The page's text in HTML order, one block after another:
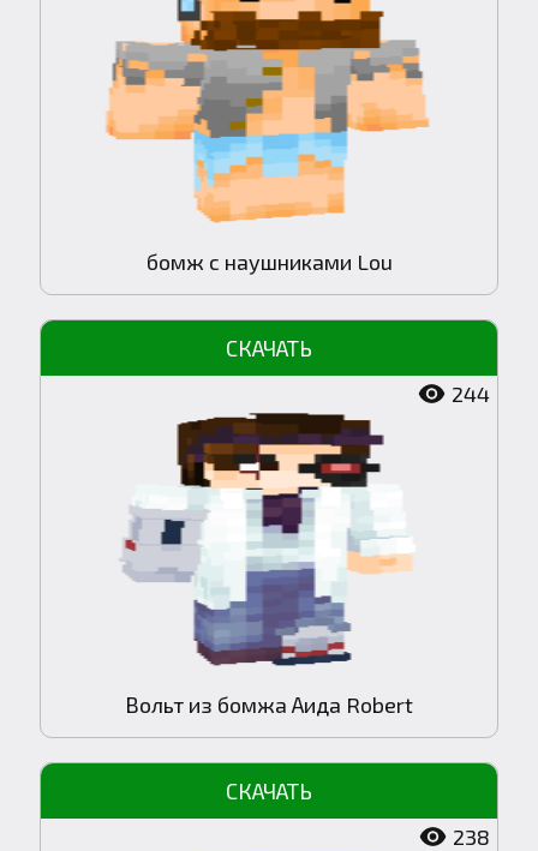
бомж с наушниками Lou
244
Вольт из бомжа Аида Robert
238